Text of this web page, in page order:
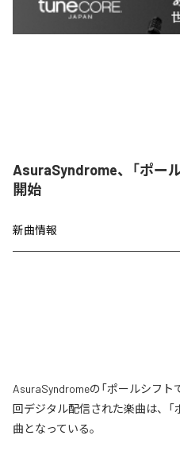
AsuraSyndrome、「ポー
開始
新曲情報
AsuraSyndromeの「ポールシフ
回デジタル配信された楽曲は、「
曲となっている。